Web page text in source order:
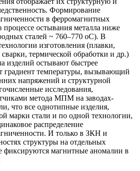
Формирование
в ферромагнитных
процессе остывания металла ниже
сталей ~ 760–770 оС). В
изготовления (плавки,
термической обработки и др.)
изделий остывают быстрее
градиент температуры, вызывающий
напряжений и структурной
исследования,
метода МПМ на заводах-
что все однотипные изделия,
марки стали и по одной технологии,
распределение
И только в ЗКН и
структуры на отдельных
фиксируются магнитные аномалии в